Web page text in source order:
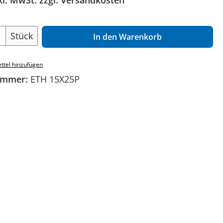
Gib den gewünschten Wert
Stück In den Warenkorb
hinzufügen
ETH 15X25P